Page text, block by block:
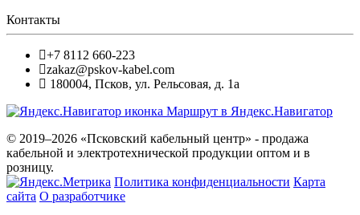
Контакты
+7 8112 660-223
zakaz@pskov-kabel.com
180004, Псков, ул. Рельсовая, д. 1а
Маршрут в Яндекс.Навигатор
© 2019–2026 «Псковский кабельный центр» - продажа
кабельной и электротехнической продукции оптом и в
розницу.
Политика конфиденциальности Карта
сайта О разработчике